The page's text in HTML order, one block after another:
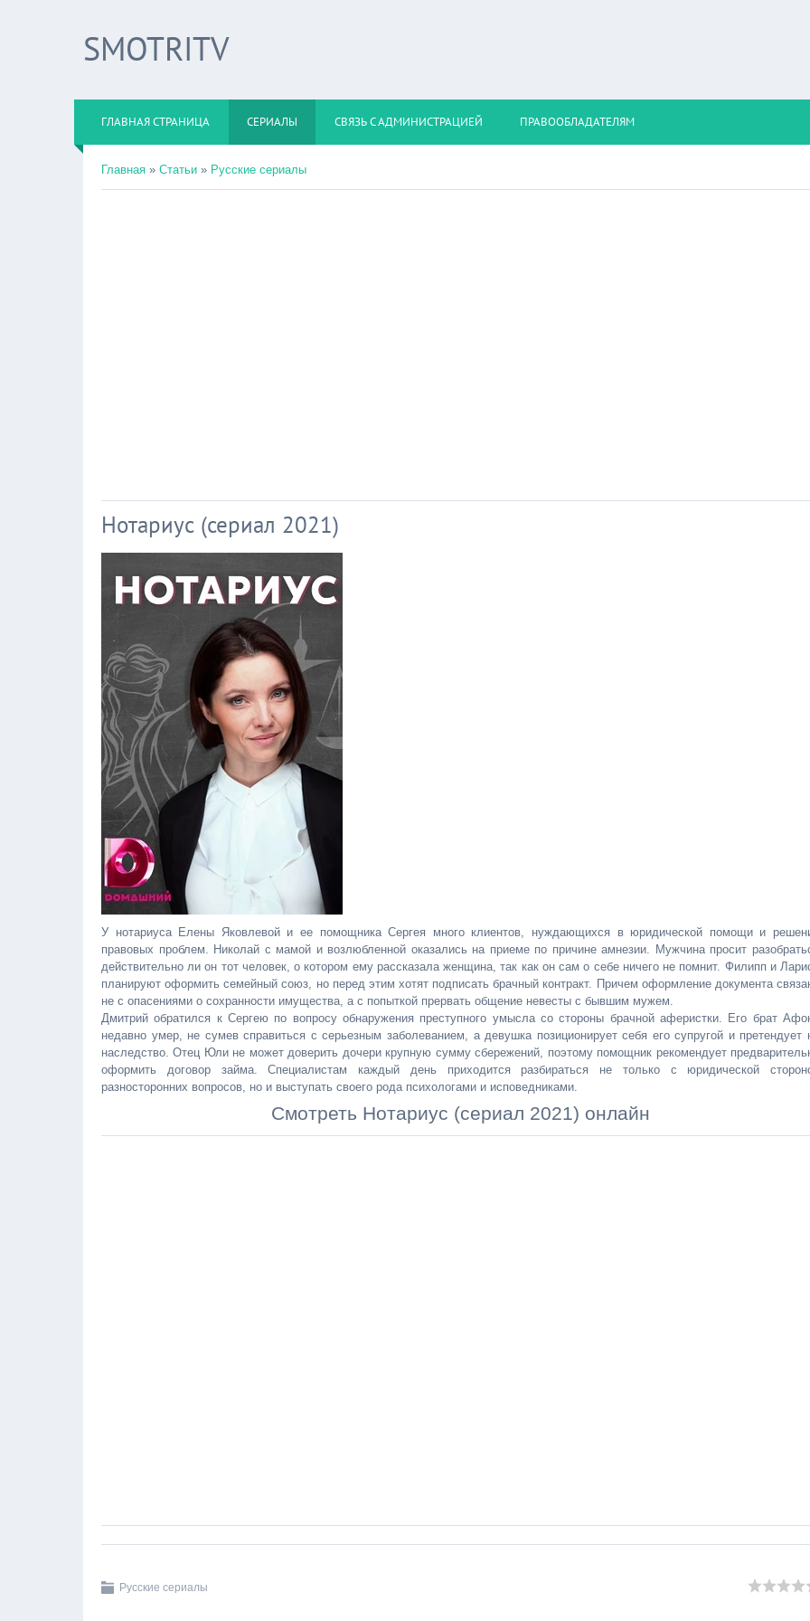
SMOTRITV
ГЛАВНАЯ СТРАНИЦА СЕРИАЛЫ СВЯЗЬ С АДМИНИСТРАЦИЕЙ ПРАВООБЛАДАТЕЛЯМ
Главная » Статьи » Русские сериалы
Нотариус (сериал 2021)
У нотариуса Елены Яковлевой и ее помощника Сергея много клиентов, нуждающихся в юридической помощи и
правовых проблем. Николай с мамой и возлюбленной оказались на приеме по причине амнезии. Мужчина просит
действительно ли он тот человек, о котором ему рассказала женщина, так как он сам о себе ничего не помнит. Филипп и
планируют оформить семейный союз, но перед этим хотят подписать брачный контракт. Причем оформление документа
не с опасениями о сохранности имущества, а с попыткой прервать общение невесты с бывшим мужем.
Дмитрий обратился к Сергею по вопросу обнаружения преступного умысла со стороны брачной аферистки. Его брат
недавно умер, не сумев справиться с серьезным заболеванием, а девушка позиционирует себя его супругой и претендует
наследство. Отец Юли не может доверить дочери крупную сумму сбережений, поэтому помощник рекомендует
оформить договор займа. Специалистам каждый день приходится разбираться не только с юридической
разносторонних вопросов, но и выступать своего рода психологами и исповедниками.
Смотреть Нотариус (сериал 2021) онлайн
Русские сериалы